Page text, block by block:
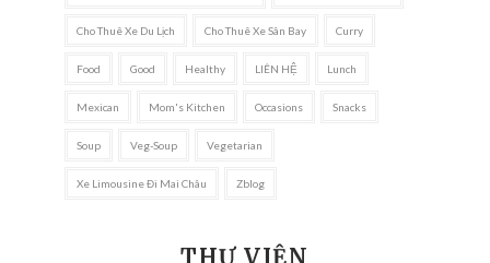
Cho Thuê Xe Du Lịch Cho Thuê Xe Sân Bay Curry
Food Good Healthy LIÊN HỆ Lunch
Mexican Mom's Kitchen Occasions Snacks
Soup Veg-Soup Vegetarian
Xe Limousine Đi Mai Châu Zblog
THƯ VIỆN